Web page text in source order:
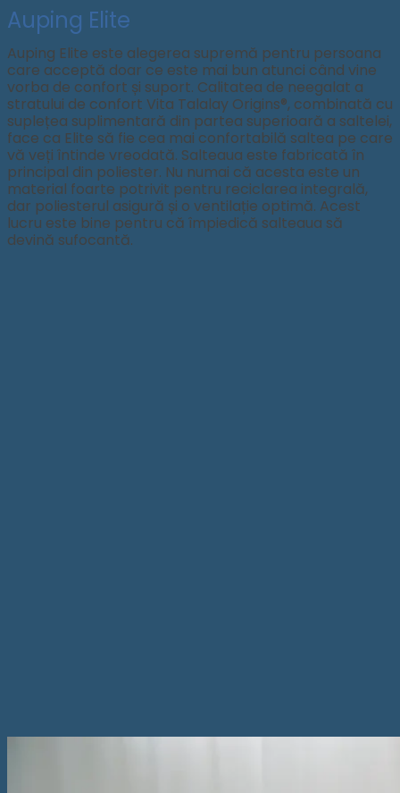
Auping Elite
Auping Elite este alegerea supremă pentru persoana
care acceptă doar ce este mai bun atunci când vine
vorba de confort și suport. Calitatea de neegalat a
stratului de confort Vita Talalay Origins®, combinată cu
suplețea suplimentară din partea superioară a saltelei,
face ca Elite să fie cea mai confortabilă saltea pe care
vă veți întinde vreodată. Salteaua este fabricată în
principal din poliester. Nu numai că acesta este un
material foarte potrivit pentru reciclarea integrală,
dar poliesterul asigură și o ventilație optimă. Acest
lucru este bine pentru că împiedică salteaua să
devină sufocantă.